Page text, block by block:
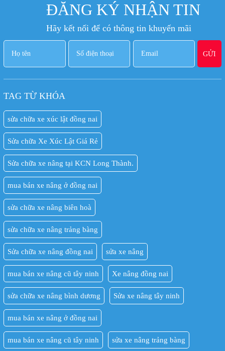
ĐĂNG KÝ NHẬN TIN
Hãy kết nối để có thông tin khuyến mãi
TAG TỪ KHÓA
sửa chữa xe xúc lật đồng nai
Sửa chữa Xe Xúc Lật Giá Rẻ
Sửa chữa xe nâng tại KCN Long Thành.
mua bán xe nâng ở đồng nai
sửa chữa xe nâng biên hoà
sửa chữa xe nâng trảng bàng
Sửa chữa xe nâng đồng nai sửa xe nâng
mua bán xe nâng cũ tây ninh Xe nâng đồng nai
sửa chữa xe nâng bình dương Sửa xe nâng tây ninh
mua bán xe nâng ở đồng nai
mua bán xe nâng cũ tây ninh sửa xe nâng trảng bàng